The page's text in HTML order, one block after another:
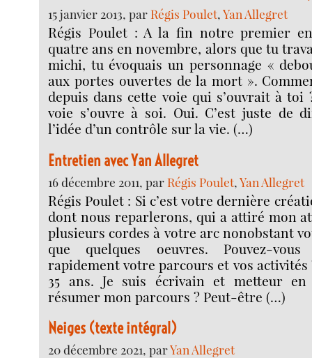
15 janvier 2013, par Régis Poulet,Yan Allegret
Régis Poulet : A la fin notre premier
quatre ans en novembre, alors que tu
michi, tu évoquais un personnage «
aux portes ouvertes de la mort ».
depuis dans cette voie qui s’ouvrait à toi
voie s’ouvre à soi. Oui. C’est juste de
l’idée d’un contrôle sur la vie. (…)
Entretien avec Yan Allegret
16 décembre 2011, par Régis Poulet ,Yan Allegret
Régis Poulet : Si c’est votre dernière
dont nous reparlerons, qui a attiré mon
plusieurs cordes à votre arc nonobstant
que quelques oeuvres. Pouvez-
rapidement votre parcours et vos activités
35 ans. Je suis écrivain et metteur en
résumer mon parcours ? Peut-être (…)
Neiges (texte intégral)
20 décembre 2021, parYan Allegret